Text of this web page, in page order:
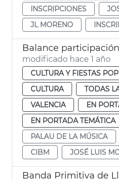
INSCRIPCIONES
JL MORENO
modificado hace 1 año
CULTURA Y FIESTAS
CULTURA
TODAS
VALENCIA
EN
EN PORTADA TEMÁTICA
PALAU DE LA MÚSICA
CIBM
JOSÉ LUIS